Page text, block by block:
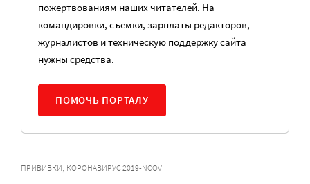
пожертвованиям наших читателей. На
командировки, съемки, зарплаты редакторов,
журналистов и техническую поддержку сайта
нужны средства.
ПОМОЧЬ ПОРТАЛУ
ПРИВИВКИ, КОРОНАВИРУС 2019-NCOV